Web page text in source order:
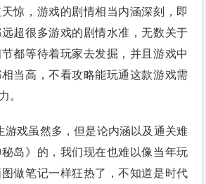
惊，游戏的剧情相当内涵深刻，即
超很多游戏的剧情水准，无数关于
都等待着玩家去发掘，并且游戏中
当高，不看攻略能玩通这款游戏需
。
游戏虽然多，但是论内涵以及通关难
岛》的，我们现在也难以像当年玩
做笔记一样狂热了，不知道是时代